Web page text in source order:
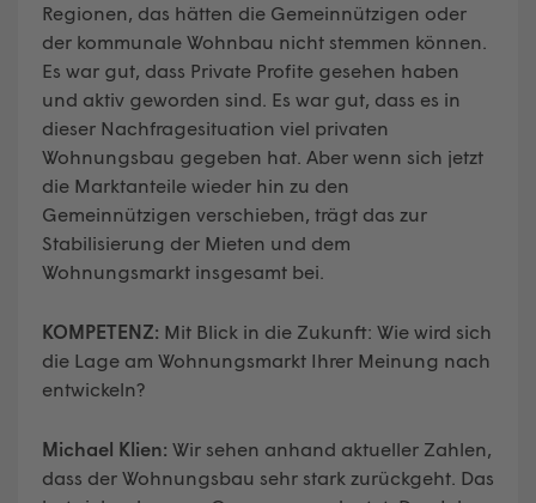
Regionen, das hätten die Gemeinnützigen oder
der kommunale Wohnbau nicht stemmen können.
Es war gut, dass Private Profite gesehen haben
und aktiv geworden sind. Es war gut, dass es in
dieser Nachfragesituation viel privaten
Wohnungsbau gegeben hat. Aber wenn sich jetzt
die Marktanteile wieder hin zu den
Gemeinnützigen verschieben, trägt das zur
Stabilisierung der Mieten und dem
Wohnungsmarkt insgesamt bei.
KOMPETENZ: Mit Blick in die Zukunft: Wie wird sich
die Lage am Wohnungsmarkt Ihrer Meinung nach
entwickeln?
Michael Klien: Wir sehen anhand aktueller Zahlen,
dass der Wohnungsbau sehr stark zurückgeht. Das